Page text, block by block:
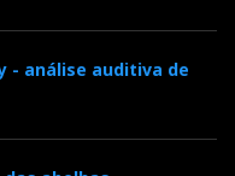
- análise auditiva de